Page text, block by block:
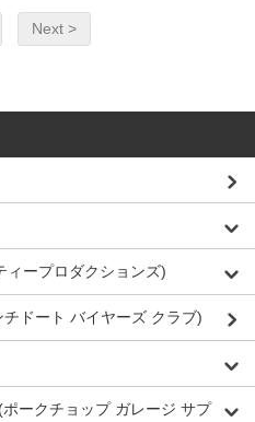
Next >
ィープロダクションズ)
ドート バイヤーズ クラブ)
ークチョップ ガレージ サプ